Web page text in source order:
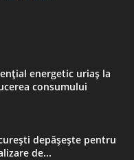
energetic uriaș la
consumului
depășește pentru
de...